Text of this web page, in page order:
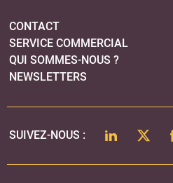
MENTIONS LÉGALES
POLITIQUE DE CONFIDENTIALITÉ
COOKIES